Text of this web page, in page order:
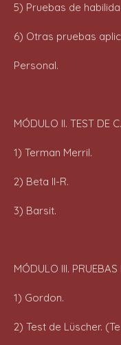
5) Pruebas de
6) Otras pruebas
Personal.
MÓDULO II. TEST DE
1) Terman Merril.
2) Beta II-R.
3) Barsit.
MÓDULO III.
1) Gordon.
2) Test de Lüscher.